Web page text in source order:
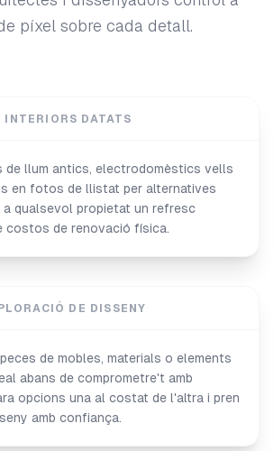
píxel sobre cada detall.
DATATS
de llum antics, electrodomèstics vells
en fotos de llistat per alternatives
a qualsevol propietat un refresc
costos de renovació física.
DE DISSENY
de mobles, materials o elements
abans de comprometre't amb
opcions una al costat de l'altra i pren
amb confiança.